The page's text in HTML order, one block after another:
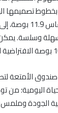
وسلسة.
اليومية؛
الجودة